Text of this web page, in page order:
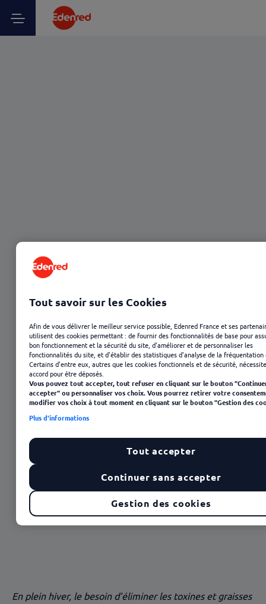
12 août 2025
Des fibres, des herbes et du poisson
Les infusions donnent le ton
En plein hiver, le besoin d’éliminer les toxines et graisses
Tout savoir sur les Cookies
Afin de vous délivrer le meilleur service possible, Edenred France et ses
utilisent des cookies permettant : de fournir des fonctionnalités de base pour
bon fonctionnement et la sécurité du site, d'améliorer et de personnaliser les
fonctionnalités du site, et d'établir des statistiques d'analyse de la fréquentation
Certains d'entre eux, autres que les cookies fonctionnels et de sécurité,
accord pour être déposés.
Vous pouvez tout accepter, tout refuser en cliquant sur le bouton
accepter" ou personnaliser vos choix. Vous pourrez retirer votre
modifier vos choix à tout moment en cliquant sur le bouton "Gestion des
Plus d'informations
Gestion des cookies
Continuer sans accepter
Tout accepter